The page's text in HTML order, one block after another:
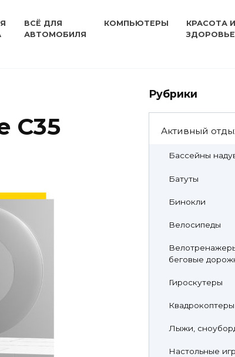
ВСЁ ДЛЯ
АВТОМОБИЛЯ
КОМПЬЮТЕРЫ
КРАСОТА И
ЗДОРОВЬЕ
C35
Рубрики
Активный
Бассейны
Батуты
Бинокли
Велосипеды
беговые
Гироскутеры
Квадрокоптеры
Лыжи,
Настольные